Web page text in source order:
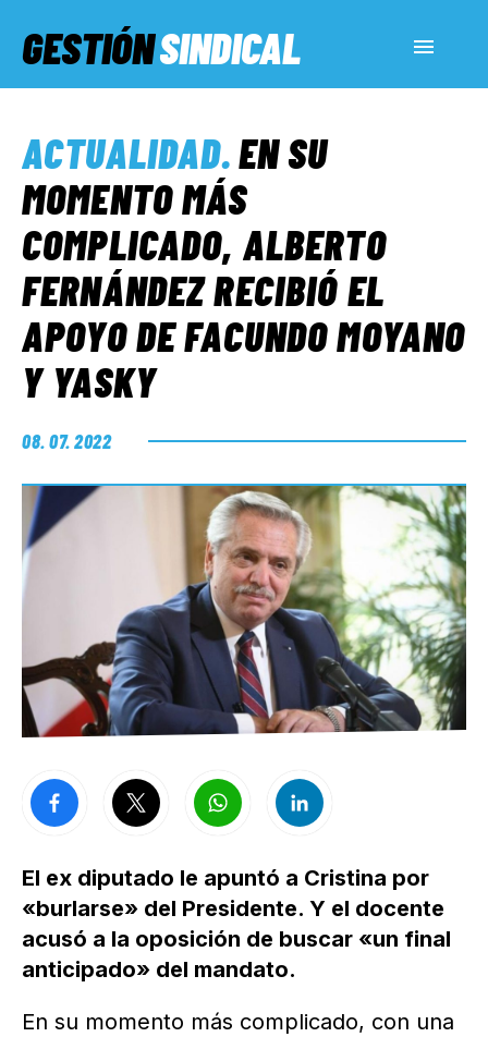
GESTIÓNSINDICAL
SERVICIOS SOCIALES
INFORMES ESPECIALES
FUERA DE MEGÁFONO
ACTUALIDAD.EN SU
MOMENTO MÁS
COMPLICADO, ALBERTO
FERNÁNDEZ RECIBIÓ EL
APOYO DE FACUNDO MOYANO
Y YASKY
08. 07. 2022
El ex diputado le apuntó a Cristina por
«burlarse» del Presidente. Y el docente
acusó a la oposición de buscar «un final
anticipado» del mandato.
En su momento más complicado, con una